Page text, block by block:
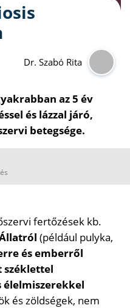
Dr. Szabó Rita
az 5 év
és lázzal járó,
betegsége.
fertőzések kb.
(például pulyka,
és emberről
élelmiszerekkel
és zöldségek, nem